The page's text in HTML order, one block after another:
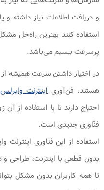
و دریافت اطلاعات نیاز داشته
استفاده کنند بهترین راه‌حل
پرسرعت بیسیم می‌باشد.
در اختیار داشتن سرعت همیشه
هستند. فن‌آوری اینترنت وایرلس
احتیاج دارند تا با استفاده از
فنّاوری جدیدی است.
استفاده از این فناوری اینترنت
بدون قطعی با اینترنت، طراحی و
تا همه کاربران بدون مشکل